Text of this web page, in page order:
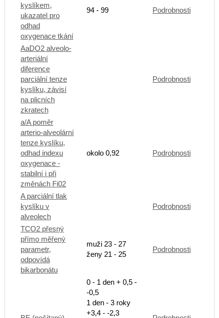
kyslíkem,
ukazatel pro
odhad
oxygenace tkání
94 - 99 Podrobnosti
AaDO2 alveolo-
arteriální
diference
parciální tenze
kyslíku, závisí
na plicních
zkratech
Podrobnosti
a/A poměr
arterio-alveolární
tenze kyslíku,
odhad indexu
oxygenace -
stabilní i při
změnách Fi02
okolo 0,92 Podrobnosti
A parciální tlak
kyslíku v
alveolech
Podrobnosti
TCO2 přesný
přímo měřený
parametr,
odpovídá
bikarbonátu
muži 23 - 27
ženy 21 - 25
Podrobnosti
0 - 1 den + 0,5 -
-0,5
1 den - 3 roky
+3,4 - -2,3